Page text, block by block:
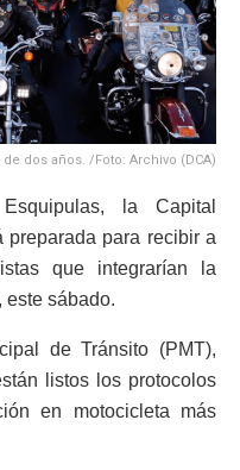
dos años. /Foto: Archivo (DCA)
la Capital
preparada para recibir a
que integrarían la
, este sábado.
de Tránsito (PMT),
listos los protocolos
en motocicleta más